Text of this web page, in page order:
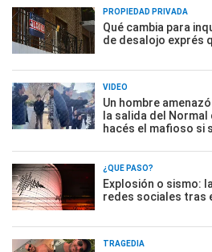
PROPIEDAD PRIVADA
Qué cambia para
de desalojo exprés
VIDEO
Un hombre
la salida del Normal
hacés el mafioso si
¿QUÉ PASÓ?
Explosión o sismo:
redes sociales tras
TRAGEDIA